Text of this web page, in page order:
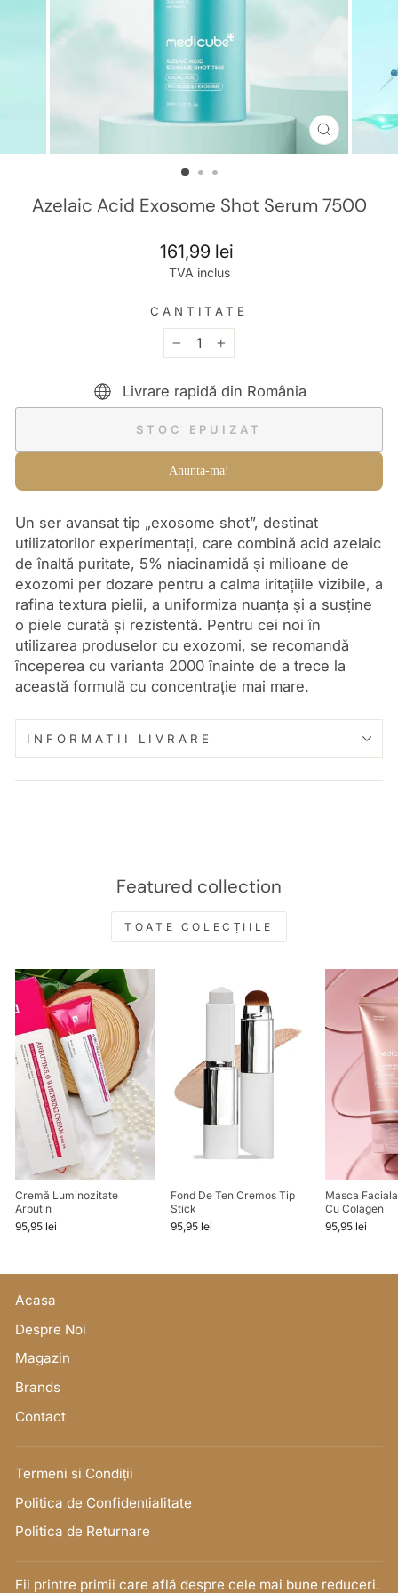
Azelaic Acid Exosome Shot Serum 7500
Preț
întreg
161,99 lei
TVA inclus
CANTITATE
− +
Livrare rapidă din România
STOC EPUIZAT
Anunta-ma!
Un ser avansat tip „exosome shot”, destinat
utilizatorilor experimentați, care combină acid azelaic
de înaltă puritate, 5% niacinamidă și milioane de
exozomi per dozare pentru a calma iritațiile vizibile, a
rafina textura pielii, a uniformiza nuanța și a susține
o piele curată și rezistentă. Pentru cei noi în
utilizarea produselor cu exozomi, se recomandă
începerea cu varianta 2000 înainte de a trece la
această formulă cu concentrație mai mare.
INFORMATII LIVRARE
Featured collection
TOATE COLECȚIILE
Cremă Luminozitate
Arbutin
95,95 lei
Fond De Ten Cremos Tip
Stick
95,95 lei
Masca
Cu Colagen
95,95 lei
Acasa
Despre Noi
Magazin
Brands
Contact
Termeni si Condiții
Politica de Confidențialitate
Politica de Returnare
Fii printre primii care află despre cele mai bune reduceri.